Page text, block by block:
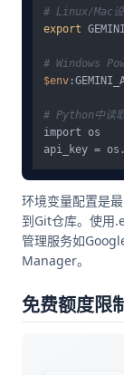
# Linux/Mac设
export
# Windows
$env
# Python中读
import os
api_key =
环境变量配置是
到Git仓库。使用
管理服务如
Manager。
免费额度限